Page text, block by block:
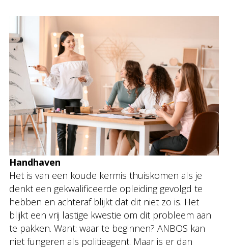
Handhaven
Het is van een koude kermis thuiskomen als je
denkt een gekwalificeerde opleiding gevolgd te
hebben en achteraf blijkt dat dit niet zo is. Het
blijkt een vrij lastige kwestie om dit probleem aan
te pakken. Want: waar te beginnen? ANBOS kan
niet fungeren als politieagent. Maar is er dan